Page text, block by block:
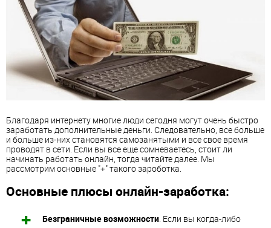
Благодаря интернету многие люди сегодня могут очень быстро
заработать дополнительные деньги. Следовательно, все больше
и больше из-них становятся самозанятыми и все свое время
проводят в сети. Если вы все еще сомневаетесь, стоит ли
начинать работать онлайн, тогда читайте далее. Мы
рассмотрим основные "+" такого зароботка.
Основные плюсы онлайн-заработка:
Безграничные возможности. Если вы когда-либо